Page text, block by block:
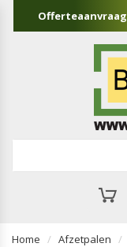
Offerteaanvraag
Home Afzetpalen